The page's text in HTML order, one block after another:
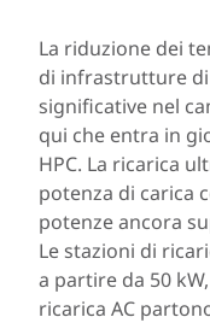
La riduzione dei
di infrastrutture
significative nel
qui che entra in
HPC. La ricarica
potenza di carica
potenze ancora
Le stazioni di
a partire da 50
ricarica AC